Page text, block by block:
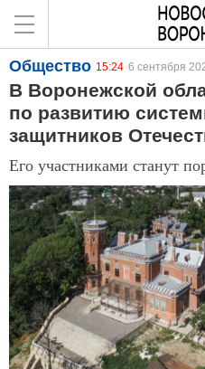
Общество 15:24 6 сентября
В Воронежской
по развитию
защитников
Его участниками станут